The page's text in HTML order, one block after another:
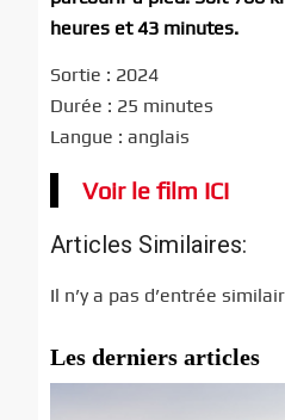
heures et 43 minutes.
Sortie : 2024
Durée : 25 minutes
Langue : anglais
Voir le film ICI
Articles Similaires:
Il n’y a pas d’entrée
Les derniers articles